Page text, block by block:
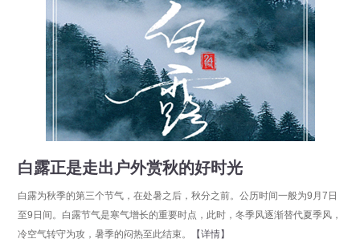
白露正是走出户外赏秋的好时光
白露为秋季的第三个节气，在处暑之后，秋分之前。公历时间一般为9月7日
至9日间。白露节气是寒气增长的重要时点，此时，冬季风逐渐替代夏季风，
冷空气转守为攻，暑季的闷热至此结束。
【详情】